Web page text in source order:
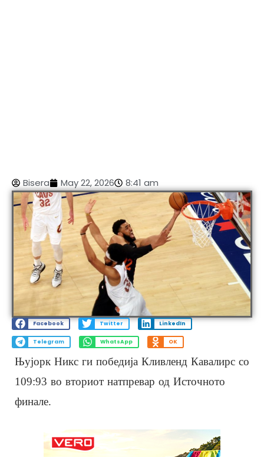
Bisera May 22, 2026 8:41 am
Facebook Twitter LinkedIn
Telegram WhatsApp OK
Њујорк Никс ги победија Кливленд Кавалирс со
109:93 во вториот натпревар од Источното
финале.